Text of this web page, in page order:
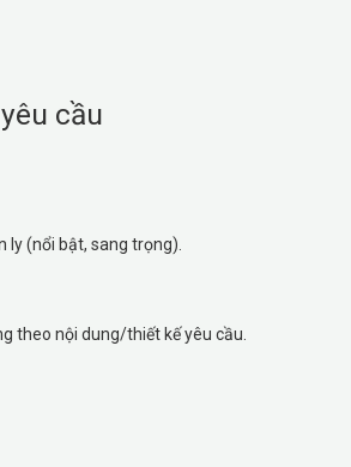
cầu
ly (nổi bật, sang trọng).
theo nội dung/thiết kế yêu cầu.